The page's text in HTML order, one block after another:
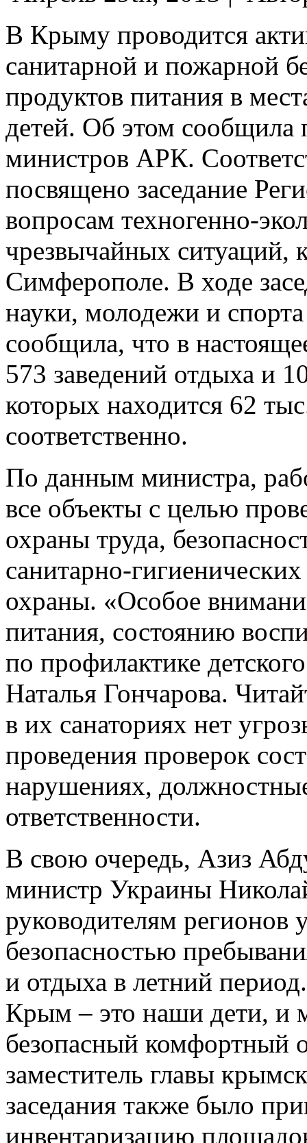
В Крыму проводится
санитарной и пожарной
продуктов питания в
детей. Об этом сообщила
министров АРК.
посвящено заседание
вопросам техногенно-
чрезвычайных ситуаций,
Симферополе. В ходе
науки, молодежи и
сообщила, что в
573 заведений отдыха и
которых находится 62
соответственно.
По данным министра,
все объекты с целью
охраны труда,
санитарно-
охраны. «Особое
питания, состоянию
по профилактике
Наталья Гончарова.
в их санаториях нет
проведения проверок
нарушениях,
ответственности.
В свою очередь, Азиз
министр Украины
руководителям регионов
безопасностью
и отдыха в летний
Крым – это наши дети, и
безопасный комфортный
заместитель главы
заседания также было
инвентаризацию